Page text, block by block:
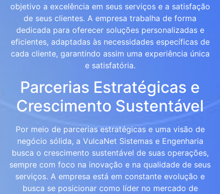
objetivo a excelência em seus serviços e a satisfação
de seus clientes. A empresa trabalha de forma
dedicada para oferecer soluções personalizadas e
eficientes, adaptadas às necessidades específicas de
cada cliente, garantindo assim uma experiência única
e satisfatória.
Parcerias Estratégicas e
Crescimento Sustentável
Por meio de parcerias estratégicas e uma visão de
negócio sólida, a VulcaNet Sistemas e Engenharia
busca o crescimento sustentável de suas operações,
sempre com foco na inovação e na qualidade de seus
serviços. A empresa está em constante evolução e
busca se posicionar como líder no mercado de